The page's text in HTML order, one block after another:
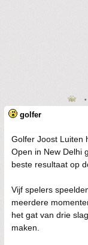
golfer
Golfer Joost Luiten
Open in New Delhi
beste resultaat op
Vijf spelers
meerdere
het gat van drie
maken.